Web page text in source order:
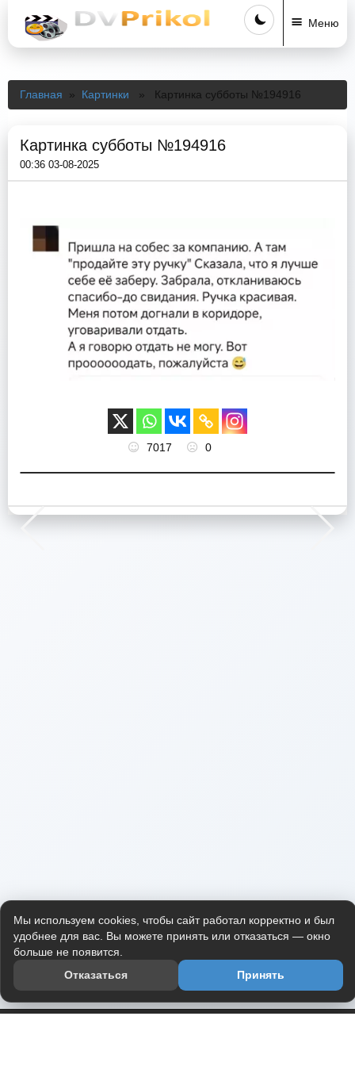
Меню
Главная » Картинки » Картинка субботы №194916
Картинка субботы №194916
00:36 03-08-2025
7017 0
Мы используем cookies, чтобы сайт работал корректно и был
удобнее для вас. Вы можете принять или отказаться — окно
больше не появится.
Отказаться
Принять